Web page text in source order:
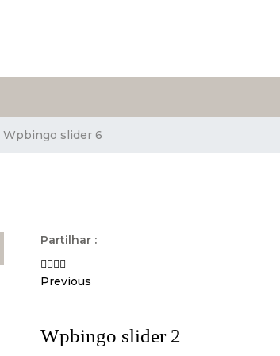
Wpbingo slider 6
Partilhar :
Previous
Wpbingo slider 2